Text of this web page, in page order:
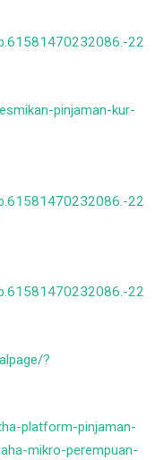
22
pinjaman-kur-
22
22
?
platform-pinjaman-
mikro-perempuan-